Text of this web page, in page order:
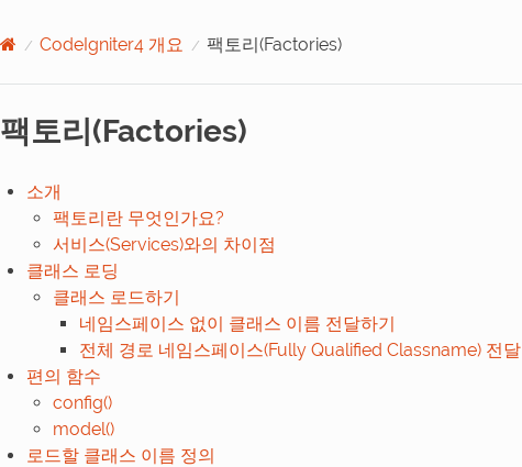
CodeIgniter4 개요 팩토리(Factories)
팩토리(Factories)
소개
팩토리란 무엇인가요?
서비스(Services)와의 차이점
클래스 로딩
클래스 로드하기
네임스페이스 없이 클래스 이름 전달하기
전체 경로 네임스페이스(Fully Qualified Classname) 전달
편의 함수
config()
model()
로드할 클래스 이름 정의